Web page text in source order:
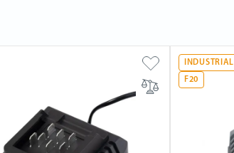
INDUSTRIAL
F20